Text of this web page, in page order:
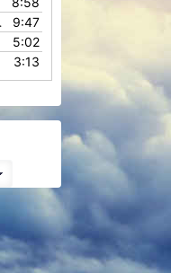
9:47
5:02
3:13